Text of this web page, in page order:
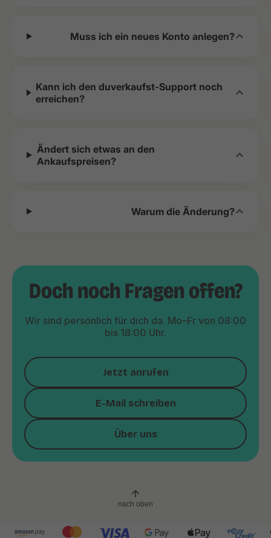
Muss ich ein neues Konto anlegen?
Kann ich den duverkaufst-Support noch
erreichen?
Ändert sich etwas an den
Ankaufspreisen?
Warum die Änderung?
Doch noch Fragen offen?
Wir sind persönlich für dich da. Mo–Fr von 08:00
bis 18:00 Uhr.
Jetzt anrufen
E-Mail schreiben
Über uns
nach oben